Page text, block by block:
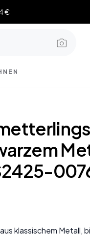
€
klassischem Metall,